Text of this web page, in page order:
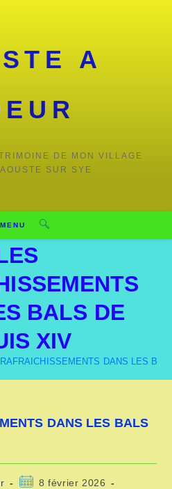
A
DE MON VILLAGE
SUR SYE
MENU
BALS DE
XIV
DANS LES
DANS LES BALS
8 février 2026